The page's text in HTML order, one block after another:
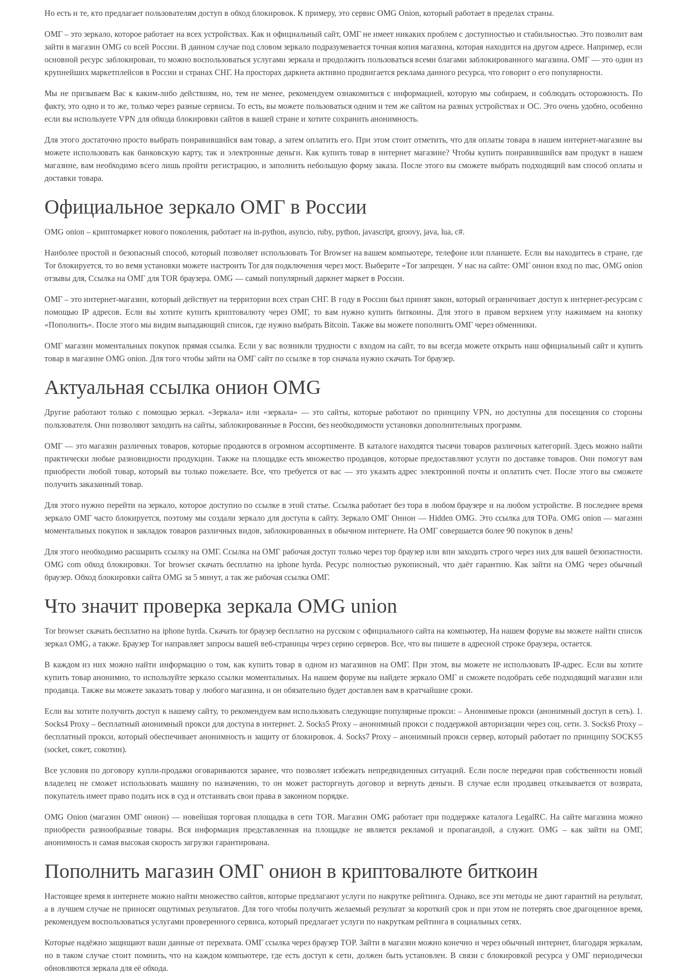
Но есть и те, кто предлагает пользователям доступ в обход блокировок. К примеру, это сервис OMG Onion, который работает в пределах страны.
ОМГ – это зеркало, которое работает на всех устройствах. Как и официальный сайт, ОМГ не имеет никаких проблем с доступностью и стабильностью. Это позволит вам
зайти в магазин OMG со всей России. В данном случае под словом зеркало подразумевается точная копия магазина, которая находится на другом адресе. Например, если
основной ресурс заблокирован, то можно воспользоваться услугами зеркала и продолжить пользоваться всеми благами заблокированного магазина. ОМГ — это один из
крупнейших маркетплейсов в России и странах СНГ. На просторах даркнета активно продвигается реклама данного ресурса, что говорит о его популярности.
Мы не призываем Вас к каким-либо действиям, но, тем не менее, рекомендуем ознакомиться с информацией, которую мы собираем, и соблюдать осторожность. По
факту, это одно и то же, только через разные сервисы. То есть, вы можете пользоваться одним и тем же сайтом на разных устройствах и ОС. Это очень удобно, особенно
если вы используете VPN для обхода блокировки сайтов в вашей стране и хотите сохранить анонимность.
Для этого достаточно просто выбрать понравившийся вам товар, а затем оплатить его. При этом стоит отметить, что для оплаты товара в нашем интернет-магазине вы
можете использовать как банковскую карту, так и электронные деньги. Как купить товар в интернет магазине? Чтобы купить понравившийся вам продукт в нашем
магазине, вам необходимо всего лишь пройти регистрацию, и заполнить небольшую форму заказа. После этого вы сможете выбрать подходящий вам способ оплаты и
доставки товара.
Официальное зеркало ОМГ в России
OMG onion – криптомаркет нового поколения, работает на in-python, asyncio, ruby, python, javascript, groovy, java, lua, c#.
Наиболее простой и безопасный способ, который позволяет использовать Tor Browser на вашем компьютере, телефоне или планшете. Если вы находитесь в стране, где
Tor блокируется, то во вемя установки можете настроить Tor для подключения через мост. Выберите «Tor запрещен. У нас на сайте: ОМГ онион вход по mac, OMG onion
отзывы для, Ссылка на ОМГ для TOR браузера. OMG — самый популярный даркнет маркет в России.
ОМГ – это интернет-магазин, который действует на территории всех стран СНГ. В году в России был принят закон, который ограничивает доступ к интернет-ресурсам с
помощью IP адресов. Если вы хотите купить криптовалюту через ОМГ, то вам нужно купить биткоины. Для этого в правом верхнем углу нажимаем на кнопку
«Пополнить». После этого мы видим выпадающий список, где нужно выбрать Bitcoin. Также вы можете пополнить ОМГ через обменники.
ОМГ магазин моментальных покупок прямая ссылка. Если у вас возникли трудности с входом на сайт, то вы всегда можете открыть наш официальный сайт и купить
товар в магазине OMG onion. Для того чтобы зайти на ОМГ сайт по ссылке в тор сначала нужно скачать Tor браузер.
Актуальная ссылка онион OMG
Другие работают только с помощью зеркал. «Зеркала» или «зеркала» — это сайты, которые работают по принципу VPN, но доступны для посещения со стороны
пользователя. Они позволяют заходить на сайты, заблокированные в России, без необходимости установки дополнительных программ.
ОМГ — это магазин различных товаров, которые продаются в огромном ассортименте. В каталоге находятся тысячи товаров различных категорий. Здесь можно найти
практически любые разновидности продукции. Также на площадке есть множество продавцов, которые предоставляют услуги по доставке товаров. Они помогут вам
приобрести любой товар, который вы только пожелаете. Все, что требуется от вас — это указать адрес электронной почты и оплатить счет. После этого вы сможете
получить заказанный товар.
Для этого нужно перейти на зеркало, которое доступно по ссылке в этой статье. Ссылка работает без тора в любом браузере и на любом устройстве. В последнее время
зеркало ОМГ часто блокируется, поэтому мы создали зеркало для доступа к сайту. Зеркало ОМГ Онион — Hidden OMG. Это ссылка для ТОРа. OMG onion — магазин
моментальных покупок и закладок товаров различных видов, заблокированных в обычном интернете. На ОМГ совершается более 90 покупок в день!
Для этого необходимо расшарить ссылку на ОМГ. Ссылка на ОМГ рабочая доступ только через тор браузер или впн заходить строго через них для вашей безопастности.
OMG com обход блокировки. Tor browser скачать бесплатно на iphone hyrda. Ресурс полностью рукописный, что даёт гарантию. Как зайти на OMG через обычный
браузер. Обход блокировки сайта OMG за 5 минут, а так же рабочая ссылка ОМГ.
Что значит проверка зеркала OMG union
Tor browser скачать бесплатно на iphone hyrda. Скачать tor браузер бесплатно на русском с официального сайта на компьютер, На нашем форуме вы можете найти список
зеркал OMG, а также. Браузер Tor направляет запросы вашей веб-страницы через серию серверов. Все, что вы пишете в адресной строке браузера, остается.
В каждом из них можно найти информацию о том, как купить товар в одном из магазинов на ОМГ. При этом, вы можете не использовать IP-адрес. Если вы хотите
купить товар анонимно, то используйте зеркало ссылки моментальных. На нашем форуме вы найдете зеркало ОМГ и сможете подобрать себе подходящий магазин или
продавца. Также вы можете заказать товар у любого магазина, и он обязательно будет доставлен вам в кратчайшие сроки.
Если вы хотите получить доступ к нашему сайту, то рекомендуем вам использовать следующие популярные прокси: – Анонимные прокси (анонимный доступ в сеть). 1.
Socks4 Proxy – бесплатный анонимный прокси для доступа в интернет. 2. Socks5 Proxy – анонимный прокси с поддержкой авторизации через соц. сети. 3. Socks6 Proxy –
бесплатный прокси, который обеспечивает анонимность и защиту от блокировок. 4. Socks7 Proxy – анонимный прокси сервер, который работает по принципу SOCKS5
(socket, сокет, сокотин).
Все условия по договору купли-продажи оговариваются заранее, что позволяет избежать непредвиденных ситуаций. Если после передачи прав собственности новый
владелец не сможет использовать машину по назначению, то он может расторгнуть договор и вернуть деньги. В случае если продавец отказывается от возврата,
покупатель имеет право подать иск в суд и отстаивать свои права в законном порядке.
OMG Onion (магазин ОМГ онион) — новейшая торговая площадка в сети TOR. Магазин OMG работает при поддержке каталога LegalRC. На сайте магазина можно
приобрести разнообразные товары. Вся информация представленная на площадке не является рекламой и пропагандой, а служит. OMG – как зайти на ОМГ,
анонимность и самая высокая скорость загрузки гарантирована.
Пополнить магазин ОМГ онион в криптовалюте биткоин
Настоящее время в интернете можно найти множество сайтов, которые предлагают услуги по накрутке рейтинга. Однако, все эти методы не дают гарантий на результат,
а в лучшем случае не приносят ощутимых результатов. Для того чтобы получить желаемый результат за короткий срок и при этом не потерять свое драгоценное время,
рекомендуем воспользоваться услугами проверенного сервиса, который предлагает услуги по накруткам рейтинга в социальных сетях.
Которые надёжно защищают ваши данные от перехвата. ОМГ ссылка через браузер ТОР. Зайти в магазин можно конечно и через обычный интернет, благодаря зеркалам,
но в таком случае стоит помнить, что на каждом компьютере, где есть доступ к сети, должен быть установлен. В связи с блокировкой ресурса у ОМГ периодически
обновляются зеркала для её обхода.